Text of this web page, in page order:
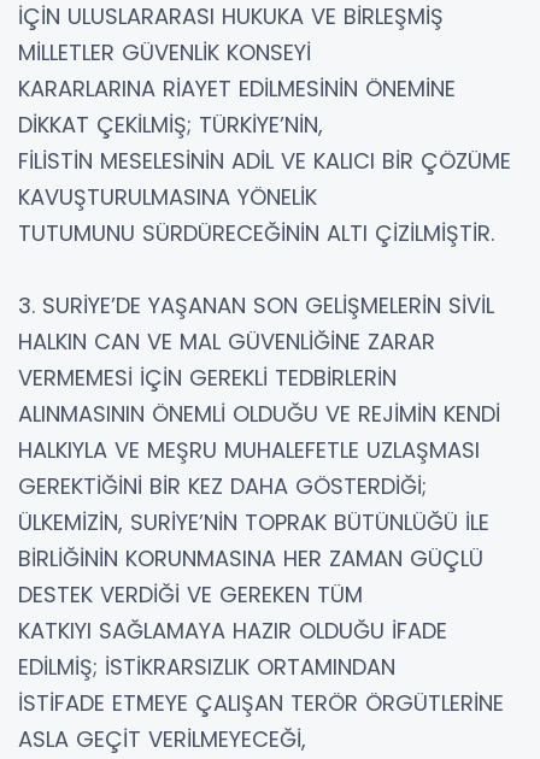
İÇİN ULUSLARARASI HUKUKA VE BİRLEŞMİŞ
MİLLETLER GÜVENLİK KONSEYİ
KARARLARINA RİAYET EDİLMESİNİN ÖNEMİNE
DİKKAT ÇEKİLMİŞ; TÜRKİYE’NİN,
FİLİSTİN MESELESİNİN ADİL VE KALICI BİR ÇÖZÜME
KAVUŞTURULMASINA YÖNELİK
TUTUMUNU SÜRDÜRECEĞİNİN ALTI ÇİZİLMİŞTİR.
3. SURİYE’DE YAŞANAN SON GELİŞMELERİN SİVİL
HALKIN CAN VE MAL GÜVENLİĞİNE ZARAR
VERMEMESİ İÇİN GEREKLİ TEDBİRLERİN
ALINMASININ ÖNEMLİ OLDUĞU VE REJİMİN KENDİ
HALKIYLA VE MEŞRU MUHALEFETLE UZLAŞMASI
GEREKTİĞİNİ BİR KEZ DAHA GÖSTERDİĞİ;
ÜLKEMİZİN, SURİYE’NİN TOPRAK BÜTÜNLÜĞÜ İLE
BİRLİĞİNİN KORUNMASINA HER ZAMAN GÜÇLÜ
DESTEK VERDİĞİ VE GEREKEN TÜM
KATKIYI SAĞLAMAYA HAZIR OLDUĞU İFADE
EDİLMİŞ; İSTİKRARSIZLIK ORTAMINDAN
İSTİFADE ETMEYE ÇALIŞAN TERÖR ÖRGÜTLERİNE
ASLA GEÇİT VERİLMEYECEĞİ,